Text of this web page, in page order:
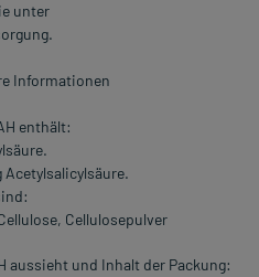
unter
Informationen
enthält:
Acetylsalicylsäure.
Cellulosepulver
aussieht und Inhalt der Packung: